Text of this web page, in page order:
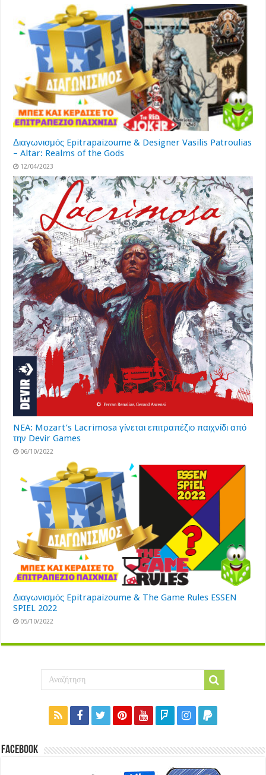
Διαγωνισμός Epitrapaizoume & Designer Vasilis Patroulias
– Altar: Realms of the Gods
12/04/2023
NEA: Mozart’s Lacrimosa γίνεται επιτραπέζιο παιχνίδι από
την Devir Games
06/10/2022
Διαγωνισμός Epitrapaizoume & The Game Rules ESSEN
SPIEL 2022
05/10/2022
Facebook